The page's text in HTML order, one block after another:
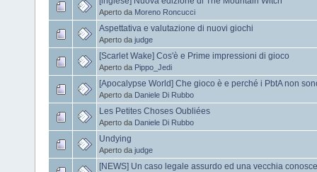
Aperto da Moreno Roncucci
Aspettativa e valutazione di nuovi giochi
Aperto da judge
[Scarlet Wake] Cos'è e Prime impressioni di gioco
Aperto da Pippo_Jedi
[Apocalypse World] Che gioco è e perché i PbtA non
Aperto da Daniele Di Rubbo
Les Petites Choses Oubliées
Aperto da Daniele Di Rubbo
Undying
Aperto da judge
[NEWS] Un caso legale assurdo ed una vecchia